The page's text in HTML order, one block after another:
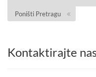
Poništi Pretragu
Kontaktirajte